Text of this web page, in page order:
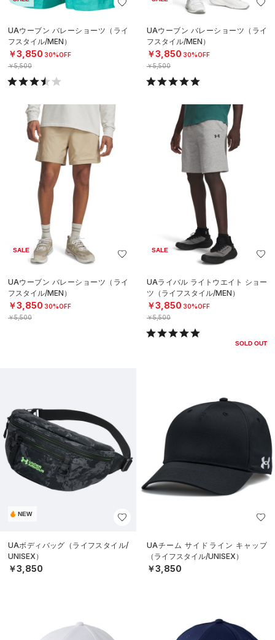
UAウーブン バレーショーツ（ライ
フスタイル/MEN）
￥3,850 30%OFF
￥5,500
UAウーブン バレーショーツ（ライ
フスタイル/MEN）
￥3,850 30%OFF
￥5,500
SALE
UAウーブン バレーショーツ（ライ
フスタイル/MEN）
￥3,850 30%OFF
￥5,500
SALE
UAライバル ライトウエイト ショー
ツ（ライフスタイル/MEN）
￥3,850 30%OFF
￥5,500
SOLD OUT
NEW
UAボディバッグ（ライフスタイル/
UNISEX）
￥3,850
UAチーム サイドライン キャップ
（ライフスタイル/UNISEX）
￥3,850